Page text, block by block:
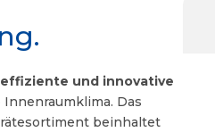
und innovative
Das
beinhaltet